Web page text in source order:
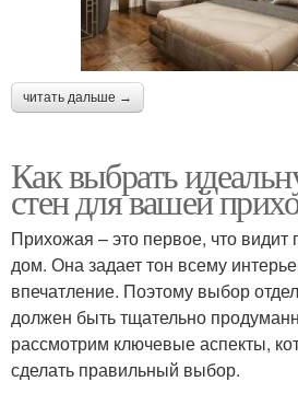
читать дальше →
Как выбрать
стен для вашей
Прихожая – это первое, что видит
дом. Она задает тон всему
впечатление. Поэтому выбор
должен быть тщательно
рассмотрим ключевые аспекты,
сделать правильный выбор.